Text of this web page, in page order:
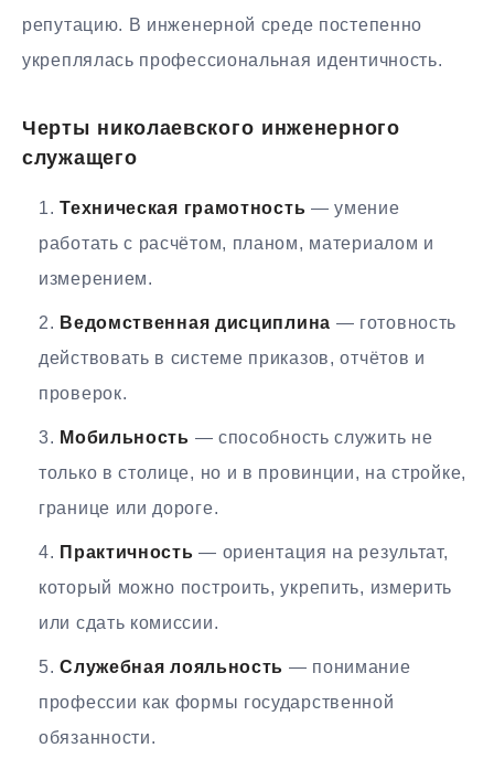
репутацию. В инженерной среде постепенно
укреплялась профессиональная идентичность.
Черты николаевского инженерного
служащего
Техническая грамотность — умение
работать с расчётом, планом, материалом и
измерением.
Ведомственная дисциплина — готовность
действовать в системе приказов, отчётов и
проверок.
Мобильность — способность служить не
только в столице, но и в провинции, на стройке,
границе или дороге.
Практичность — ориентация на результат,
который можно построить, укрепить, измерить
или сдать комиссии.
Служебная лояльность — понимание
профессии как формы государственной
обязанности.